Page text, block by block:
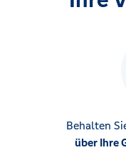
Behalten
über Ihre